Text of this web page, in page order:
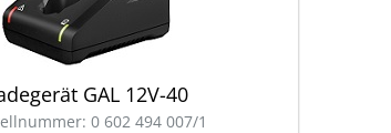
GAL 12V-40
0 602 494 007/1